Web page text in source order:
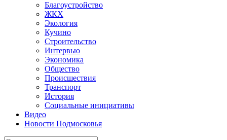
Благоустройство
ЖКХ
Экология
Кучино
Строительство
Интервью
Экономика
Общество
Происшествия
Транспорт
История
Социальные инициативы
Видео
Новости Подмосковья